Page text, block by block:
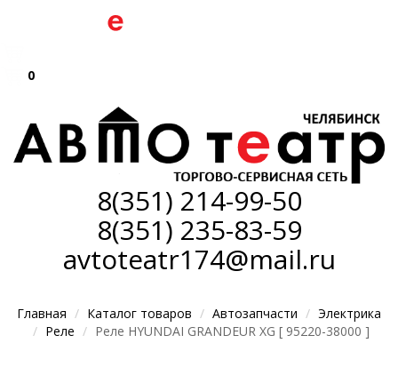
0
8(351) 214-99-50
8(351) 235-83-59
avtoteatr174@mail.ru
Главная Каталог товаров Автозапчасти
Электрика
Реле
Реле HYUNDAI GRANDEUR XG [ 95220-38000 ]